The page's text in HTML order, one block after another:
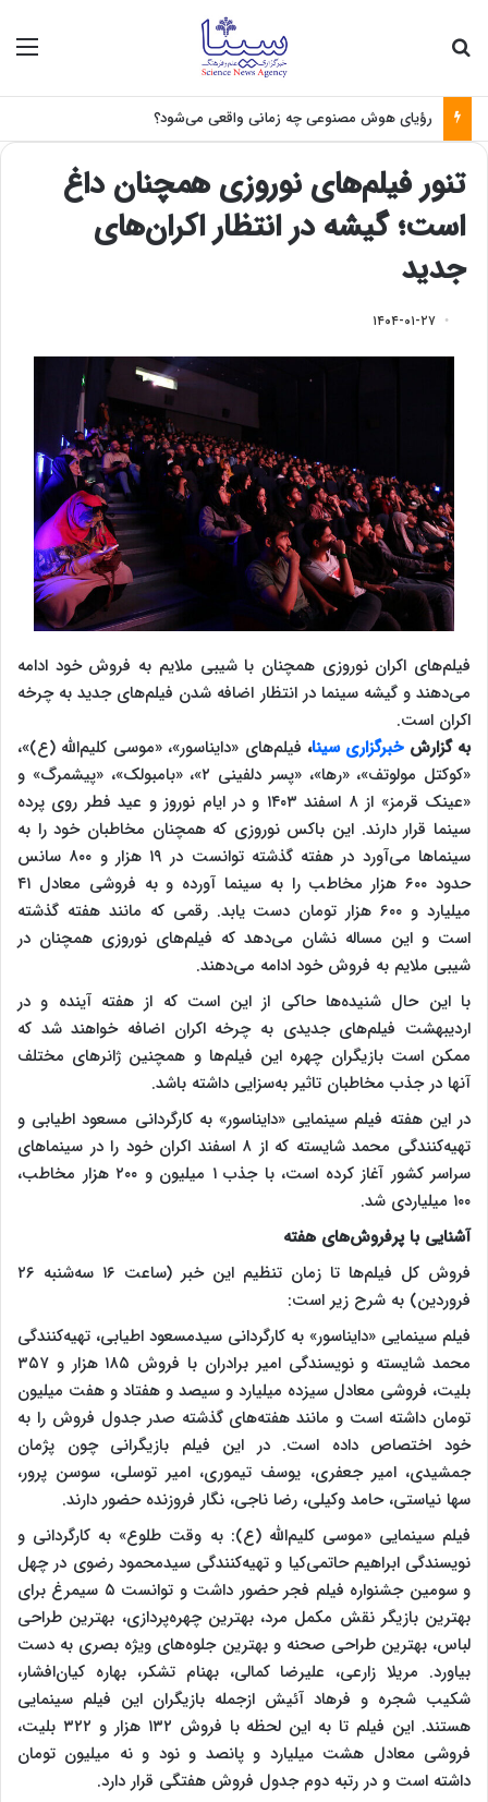
رؤیای هوش مصنوعی چه زمانی واقعی می‌شود؟
تنور فیلم‌های نوروزی همچنان داغ
است؛ گیشه در انتظار اکران‌های
جدید
۱۴۰۴-۰۱-۲۷
فیلم‌های اکران نوروزی همچنان با شیبی ملایم به فروش خود ادامه
می‌دهند و گیشه سینما در انتظار اضافه شدن فیلم‌های جدید به چرخه
اکران است.
به گزارشخبرگزاری سینا، فیلم‌های «دایناسور»، «موسی کلیم‌الله (ع)»،
«کوکتل مولوتف»، «رها»، «پسر دلفینی ۲»، «بامبولک»، «پیشمرگ» و
«عینک قرمز» از ۸ اسفند ۱۴۰۳ و در ایام نوروز و عید فطر روی پرده
سینما قرار دارند. این باکس نوروزی که همچنان مخاطبان خود را به
سینماها می‌آورد در هفته گذشته توانست در ۱۹ هزار و ۸۰۰ سانس
حدود ۶۰۰ هزار مخاطب را به سینما آورده و به فروشی معادل ۴۱
میلیارد و ۶۰۰ هزار تومان دست یابد. رقمی که مانند هفته گذشته
است و این مساله نشان می‌دهد که فیلم‌های نوروزی همچنان در
شیبی ملایم به فروش خود ادامه می‌دهند.
با این حال شنیده‌ها حاکی از این است که از هفته آینده و در
اردیبهشت فیلم‌های جدیدی به چرخه اکران اضافه خواهند شد که
ممکن است بازیگران چهره این فیلم‌ها و همچنین ژانرهای مختلف
آنها در جذب مخاطبان تاثیر به‌سزایی داشته باشد.
در این هفته فیلم سینمایی «دایناسور» به کارگردانی مسعود اطیابی و
تهیه‌کنندگی محمد شایسته که از ۸ اسفند اکران خود را در سینماهای
سراسر کشور آغاز کرده است، با جذب ۱ میلیون و ۲۰۰ هزار مخاطب،
۱۰۰ میلیاردی شد.
آشنایی با پرفروش‌های هفته
فروش کل فیلم‌ها تا زمان تنظیم این خبر (ساعت ۱۶ سه‌شنبه ۲۶
فروردین) به شرح زیر است:
فیلم سینمایی «دایناسور» به کارگردانی سیدمسعود اطیابی، تهیه‌کنندگی
محمد شایسته و نویسندگی امیر برادران با فروش ۱۸۵ هزار و ۳۵۷
بلیت، فروشی معادل سیزده میلیارد و سیصد و هفتاد و هفت میلیون
تومان داشته است و مانند هفته‌های گذشته صدر جدول فروش را به
خود اختصاص داده است. در این فیلم بازیگرانی چون پژمان
جمشیدی، امیر جعفری، یوسف تیموری، امیر توسلی، سوسن پرور،
سها نیاستی، حامد وکیلی، رضا ناجی، نگار فروزنده حضور دارند.
فیلم سینمایی «موسی کلیم‌الله (ع): به وقت طلوع» به کارگردانی و
نویسندگی ابراهیم حاتمی‌کیا و تهیه‌کنندگی سیدمحمود رضوی در چهل
و سومین جشنواره فیلم فجر حضور داشت و توانست ۵ سیمرغ برای
بهترین بازیگر نقش مکمل مرد، بهترین چهره‌پردازی، بهترین طراحی
لباس، بهترین طراحی صحنه و بهترین جلوه‌های ویژه بصری به دست
بیاورد. مریلا زارعی، علیرضا کمالی، بهنام تشکر، بهاره کیان‌افشار،
شکیب شجره و فرهاد آئیش ازجمله بازیگران این فیلم سینمایی
هستند. این فیلم تا به این لحظه با فروش ۱۳۲ هزار و ۳۲۲ بلیت،
فروشی معادل هشت میلیارد و پانصد و نود و نه میلیون تومان
داشته است و در رتبه دوم جدول فروش هفتگی قرار دارد.